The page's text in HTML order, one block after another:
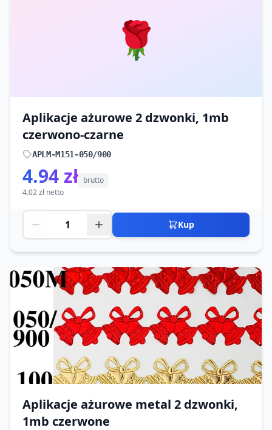
🌹
Aplikacje ażurowe 2 dzwonki, 1mb
czerwono-czarne
APLM-M151-050/900
4.94 zł brutto
4.02 zł netto
Kup
Aplikacje ażurowe metal 2 dzwonki,
1mb czerwone